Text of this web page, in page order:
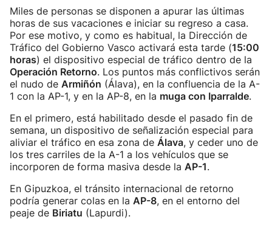
Miles de personas se disponen a apurar las últimas
horas de sus vacaciones e iniciar su regreso a casa.
Por ese motivo, y como es habitual, la Dirección de
Tráfico del Gobierno Vasco activará esta tarde (15:00
horas) el dispositivo especial de tráfico dentro de la
Operación Retorno. Los puntos más conflictivos serán
el nudo de Armiñón (Álava), en la confluencia de la A-
1 con la AP-1, y en la AP-8, en la muga con Iparralde.
En el primero, está habilitado desde el pasado fin de
semana, un dispositivo de señalización especial para
aliviar el tráfico en esa zona de Álava, y ceder uno de
los tres carriles de la A-1 a los vehículos que se
incorporen de forma masiva desde la AP-1.
En Gipuzkoa, el tránsito internacional de retorno
podría generar colas en la AP-8, en el entorno del
peaje de Biriatu (Lapurdi).